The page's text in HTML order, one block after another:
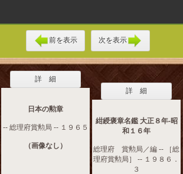
前を表示 次を表示
詳 細
日本の勲章
-- 総理府賞勲局 -- １９６５
（画像なし）
詳 細
紺綬褒章名鑑 大正８年‐昭
和１６年
総理府 賞勲局／編 -- ［総
理府賞勲局］ -- １９８６．
３